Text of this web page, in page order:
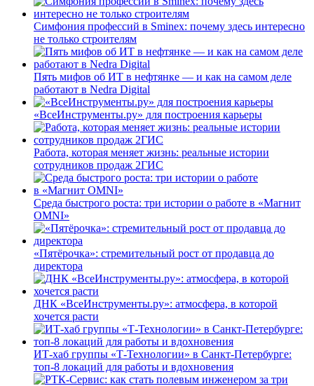
Симфония профессий в Sminex: почему здесь интересно
не только строителям
Пять мифов об ИТ в нефтянке — и как на самом деле
работают в Nedra Digital
«ВсеИнструменты.ру» для построения карьеры
Работа, которая меняет жизнь: реальные истории
сотрудников продаж 2ГИС
Среда быстрого роста: три истории о работе в «Магнит
OMNI»
«Пятёрочка»: стремительный рост от продавца до
директора
ДНК «ВсеИнструменты.ру»: атмосфера, в которой
хочется расти
ИТ-хаб группы «Т-Технологии» в Санкт-Петербурге:
топ-8 локаций для работы и вдохновения